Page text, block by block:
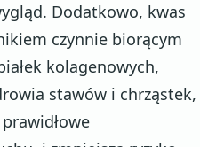
Dodatkowo, kwas
czynnie biorącym
kolagenowych,
stawów i chrząstek,